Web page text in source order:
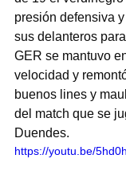
presión defensiva
sus delanteros
GER se mantuvo
velocidad y
buenos lines y
del match que se
Duendes.
https://youtu.be/